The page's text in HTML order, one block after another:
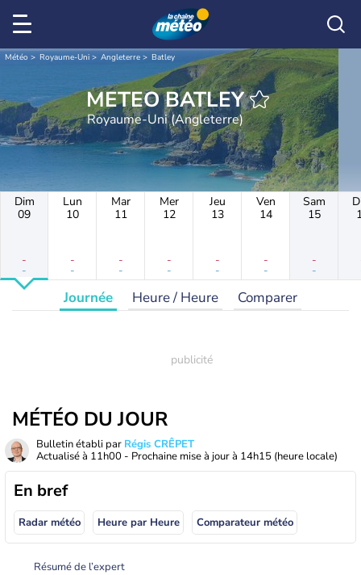
Météo Royaume-Uni Angleterre Batley
METEO BATLEY
Royaume-Uni (Angleterre)
Dim
09
-
-
Lun
10
-
-
Mar
11
-
-
Mer
12
-
-
Jeu
13
-
-
Ven
14
-
-
Sam
15
-
-
Journée Heure / Heure Comparer
MÉTÉO DU JOUR
Bulletin établi par Régis CRÊPET
Actualisé à 11h00 - Prochaine mise à jour à 14h15 (heure locale)
En bref
Radar météo Heure par Heure Comparateur météo
Résumé de l’expert